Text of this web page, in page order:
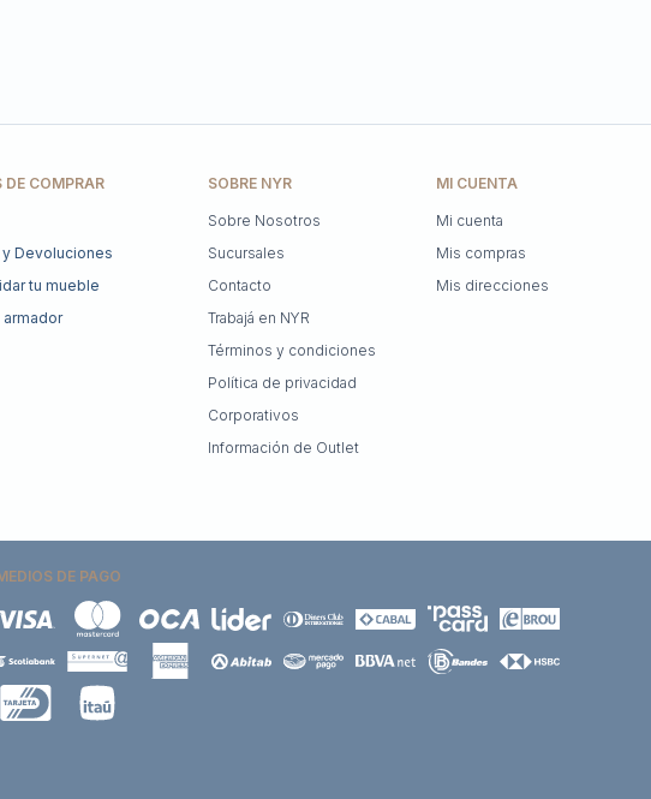
DE COMPRAR
Devoluciones
tu mueble
SOBRE NYR
Sobre Nosotros
Sucursales
Contacto
Trabajá en NYR
Términos y condiciones
Política de privacidad
Corporativos
Información de Outlet
MI CUENTA
Mi cuenta
Mis compras
Mis direcciones
DE PAGO